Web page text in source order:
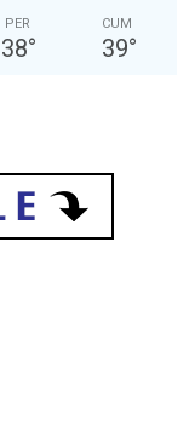
PER
38°
CUM
39°